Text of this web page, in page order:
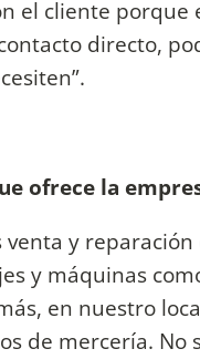
el cliente porque
directo,
ofrece la
venta y
y máquinas
en nuestro
de mercería.